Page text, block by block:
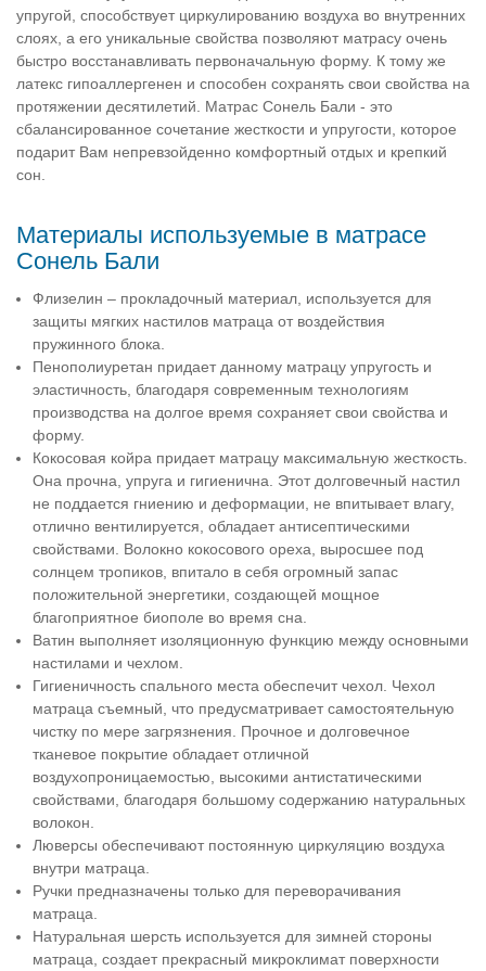
упругой, способствует циркулированию воздуха во внутренних
слоях, а его уникальные свойства позволяют матрасу очень
быстро восстанавливать первоначальную форму. К тому же
латекс гипоаллергенен и способен сохранять свои свойства на
протяжении десятилетий. Матрас Сонель Бали - это
сбалансированное сочетание жесткости и упругости, которое
подарит Вам непревзойденно комфортный отдых и крепкий
сон.
Материалы используемые в матрасе
Сонель Бали
Флизелин – прокладочный материал, используется для
защиты мягких настилов матраца от воздействия
пружинного блока.
Пенополиуретан придает данному матрацу упругость и
эластичность, благодаря современным технологиям
производства на долгое время сохраняет свои свойства и
форму.
Кокосовая койра придает матрацу максимальную жесткость.
Она прочна, упруга и гигиенична. Этот долговечный настил
не поддается гниению и деформации, не впитывает влагу,
отлично вентилируется, обладает антисептическими
свойствами. Волокно кокосового ореха, выросшее под
солнцем тропиков, впитало в себя огромный запас
положительной энергетики, создающей мощное
благоприятное биополе во время сна.
Ватин выполняет изоляционную функцию между основными
настилами и чехлом.
Гигиеничность спального места обеспечит чехол. Чехол
матраца съемный, что предусматривает самостоятельную
чистку по мере загрязнения. Прочное и долговечное
тканевое покрытие обладает отличной
воздухопроницаемостью, высокими антистатическими
свойствами, благодаря большому содержанию натуральных
волокон.
Люверсы обеспечивают постоянную циркуляцию воздуха
внутри матраца.
Ручки предназначены только для переворачивания
матраца.
Натуральная шерсть используется для зимней стороны
матраца, создает прекрасный микроклимат поверхности